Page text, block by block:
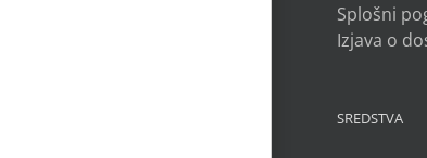
Splošni
Izjava o
SREDSTVA